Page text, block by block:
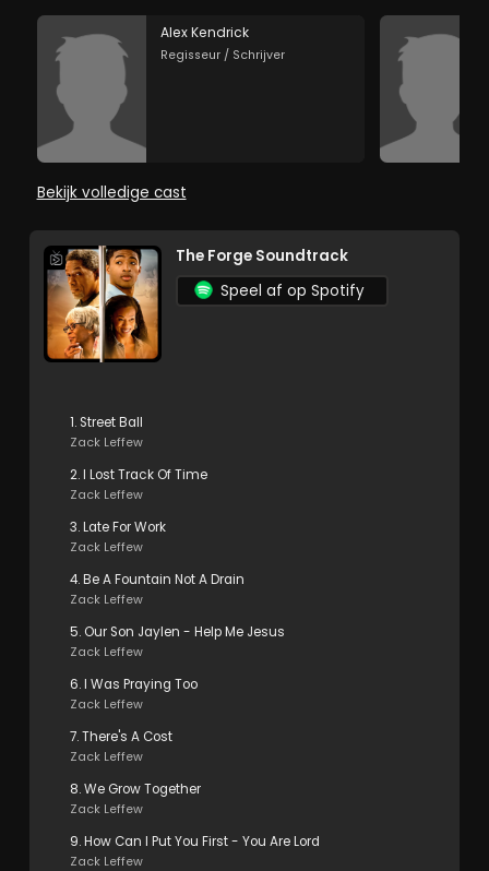
Alex Kendrick
Regisseur / Schrijver
Bekijk volledige cast
The Forge Soundtrack
Speel af op Spotify
1. Street Ball
Zack Leffew
2. I Lost Track Of Time
Zack Leffew
3. Late For Work
Zack Leffew
4. Be A Fountain Not A Drain
Zack Leffew
5. Our Son Jaylen - Help Me Jesus
Zack Leffew
6. I Was Praying Too
Zack Leffew
7. There's A Cost
Zack Leffew
8. We Grow Together
Zack Leffew
9. How Can I Put You First - You Are Lord
Zack Leffew